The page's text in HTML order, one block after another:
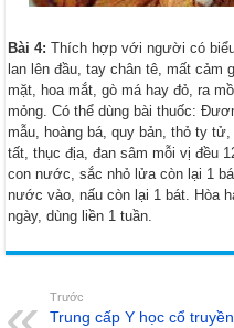
Bài 4: Thích hợp với người có
lan lên đầu, tay chân tê, mất cảm
mặt, hoa mắt, gò má hay đỏ, ra
mỏng. Có thể dùng bài thuốc:
mẫu, hoàng bá, quy bản, thỏ ty
tất, thục địa, đan sâm mỗi vị đều
con nước, sắc nhỏ lửa còn lại 1
nước vào, nấu còn lại 1 bát. Hòa
ngày, dùng liền 1 tuần.
Trước
Trung cấp Y học cổ